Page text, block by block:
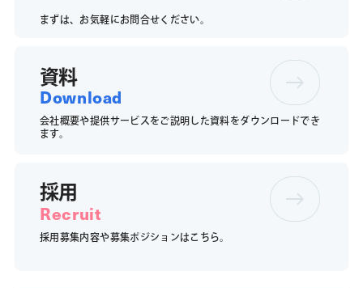
まずは、お気軽にお問合せください。
資料
Download
会社概要や提供サービスをご説明した資料をダウンロードでき
ます。
採用
Recruit
採用募集内容や募集ポジションはこちら。